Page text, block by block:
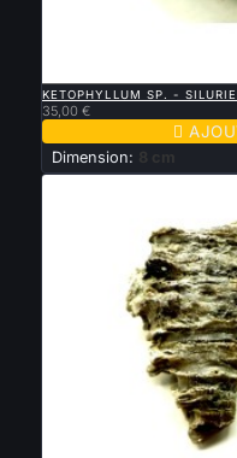
KETOPHYLLUM SP. -
35,00 €

Dimension: 8 cm